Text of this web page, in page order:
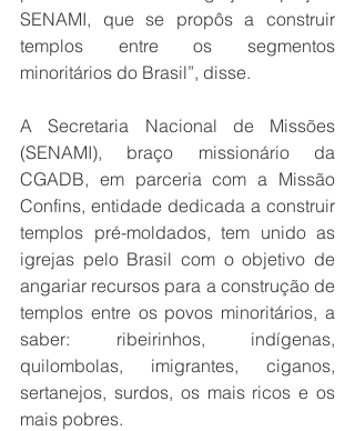
SENAMI, que se propôs a construir
templos entre os segmentos
minoritários do Brasil”, disse.
A Secretaria Nacional de Missões
(SENAMI), braço missionário da
CGADB, em parceria com a Missão
Confins, entidade dedicada a construir
templos pré-moldados, tem unido as
igrejas pelo Brasil com o objetivo de
angariar recursos para a construção de
templos entre os povos minoritários, a
saber: ribeirinhos, indígenas,
quilombolas, imigrantes, ciganos,
sertanejos, surdos, os mais ricos e os
mais pobres.